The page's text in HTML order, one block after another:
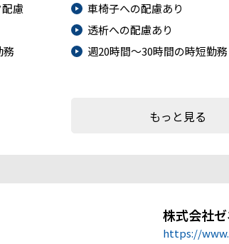
慮 車椅子への配慮あり
透析への配慮あり
務
週20時間～30時間の時短勤務
もっと見る
株式会社
https://